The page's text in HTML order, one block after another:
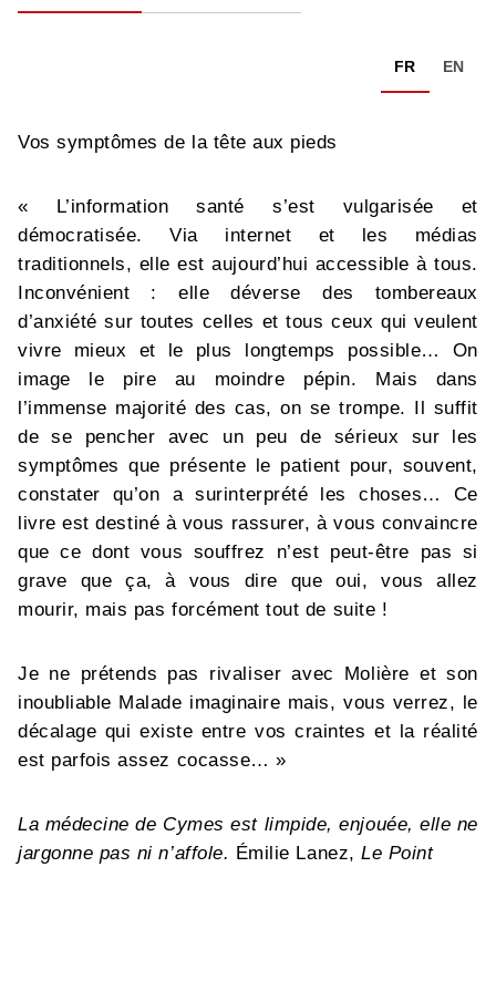
FR EN
Vos symptômes de la tête aux pieds
« L’information santé s’est vulgarisée et
démocratisée. Via internet et les médias
traditionnels, elle est aujourd’hui accessible à tous.
Inconvénient : elle déverse des tombereaux
d’anxiété sur toutes celles et tous ceux qui veulent
vivre mieux et le plus longtemps possible… On
image le pire au moindre pépin. Mais dans
l’immense majorité des cas, on se trompe. Il suffit
de se pencher avec un peu de sérieux sur les
symptômes que présente le patient pour, souvent,
constater qu’on a surinterprété les choses… Ce
livre est destiné à vous rassurer, à vous convaincre
que ce dont vous souffrez n’est peut-être pas si
grave que ça, à vous dire que oui, vous allez
mourir, mais pas forcément tout de suite !
Je ne prétends pas rivaliser avec Molière et son
inoubliable Malade imaginaire mais, vous verrez, le
décalage qui existe entre vos craintes et la réalité
est parfois assez cocasse… »
La médecine de Cymes est limpide, enjouée, elle ne
jargonne pas ni n’affole. Émilie Lanez, Le Point